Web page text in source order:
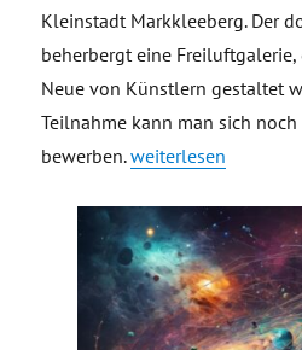
Kleinstadt Markkleeberg. Der
beherbergt eine Freiluftgalerie,
Neue von Künstlern gestaltet
Teilnahme kann man sich
bewerben.„Freiluftgalerie
weiterlesen